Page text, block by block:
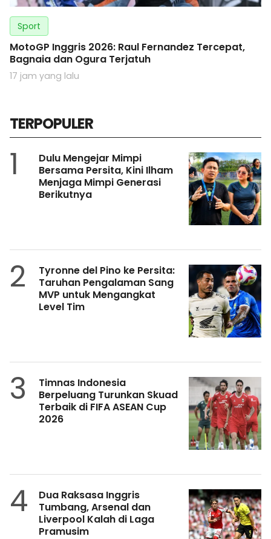
Sport
MotoGP Inggris 2026: Raul Fernandez Tercepat,
Bagnaia dan Ogura Terjatuh
17 jam yang lalu
TERPOPULER
1
Dulu Mengejar Mimpi
Bersama Persita, Kini Ilham
Menjaga Mimpi Generasi
Berikutnya
2
Tyronne del Pino ke Persita:
Taruhan Pengalaman Sang
MVP untuk Mengangkat
Level Tim
3
Timnas Indonesia
Berpeluang Turunkan Skuad
Terbaik di FIFA ASEAN Cup
2026
4
Dua Raksasa Inggris
Tumbang, Arsenal dan
Liverpool Kalah di Laga
Pramusim